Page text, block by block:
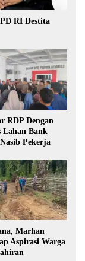
RI Destita
RDP Dengan
Lahan Bank
Pekerja
Marhan
Aspirasi Warga